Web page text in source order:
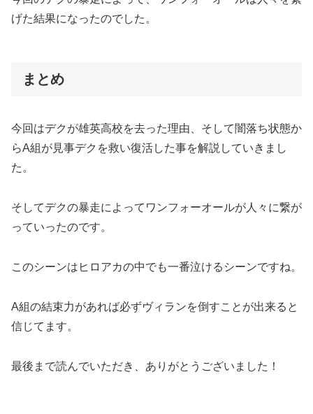
げた結果になったのでした。
まとめ
今回はデクが雄英高校を去った理由、そして闇落ち状態か
らA組が見事デクを救い復活した事を解説していきまし
た。
そしてデクの暴走によってワンフォーオールが人々に繋が
っていったのです。
このシーンはヒロアカの中でも一番泣けるシーンですね。
A組の結束力があれば必ずヴィランを倒すことが出来ると
信じてます。
最後まで読んでいただき、ありがとうございました！